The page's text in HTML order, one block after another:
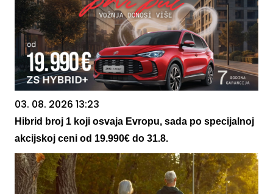
03. 08. 2026 13:23
Hibrid broj 1 koji osvaja Evropu, sada po specijalnoj
akcijskoj ceni od 19.990€ do 31.8.